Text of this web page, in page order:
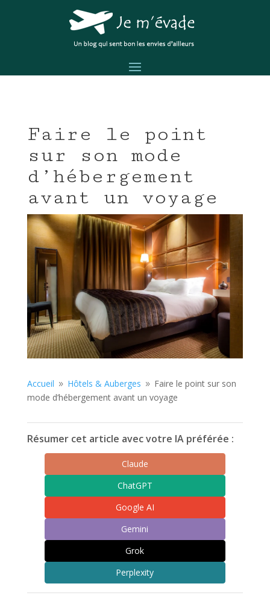
Faire le point
sur son mode
d’hébergement
avant un voyage
Accueil 9 Hôtels & Auberges 9 Faire le point sur son
mode d’hébergement avant un voyage
Résumer cet article avec votre IA préférée :
Claude
ChatGPT
Google AI
Gemini
Grok
Perplexity